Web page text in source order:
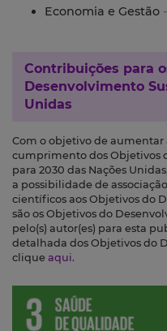
Economia e Gestão
Contribuições para
Desenvolvimento
Unidas
Com o objetivo de
cumprimento dos Objetivos
para 2030 das Nações
a possibilidade de
científicos aos Objetivos do
são os Objetivos do
pelo(s) autor(es) para esta
detalhada dos Objetivos do
clique aqui.